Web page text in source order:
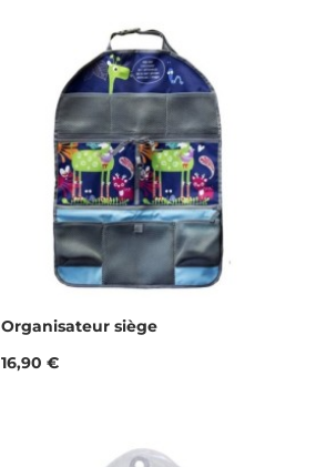
Organisateur siège
Prix
16,90 €